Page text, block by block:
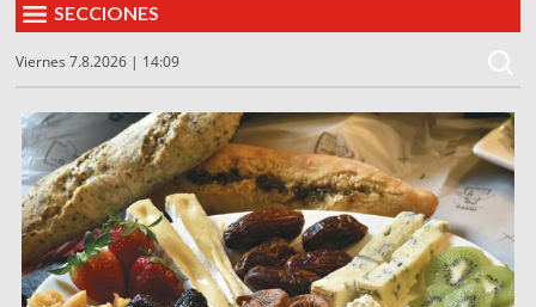
SECCIONES
Viernes 7.8.2026 | 14:09